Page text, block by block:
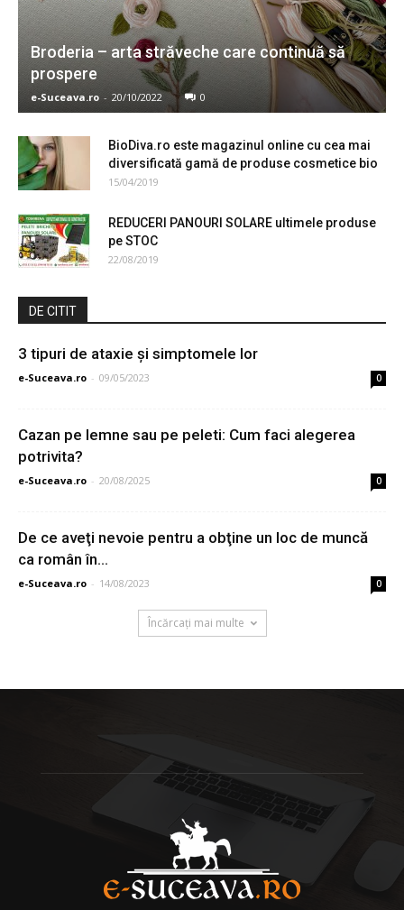
Broderia – arta străveche care continuă să
prospere
e-Suceava.ro - 20/10/2022 0
BioDiva.ro este magazinul online cu cea mai
diversificată gamă de produse cosmetice bio
15/04/2019
REDUCERI PANOURI SOLARE ultimele produse
pe STOC
22/08/2019
DE CITIT
3 tipuri de ataxie și simptomele lor
e-Suceava.ro - 09/05/2023 0
Cazan pe lemne sau pe peleti: Cum faci alegerea
potrivita?
e-Suceava.ro - 20/08/2025 0
De ce aveţi nevoie pentru a obţine un loc de muncă
ca român în...
e-Suceava.ro - 14/08/2023 0
Încărcați mai multe